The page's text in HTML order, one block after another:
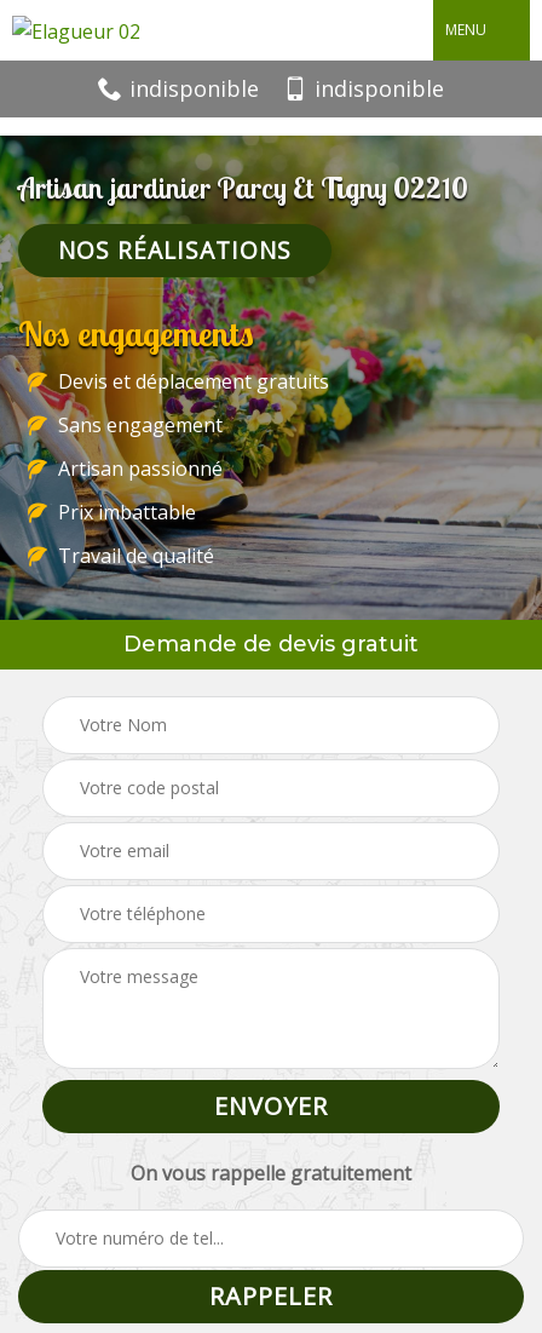
MENU
indisponible indisponible
Artisan jardinier Parcy Et Tigny 02210
NOS RÉALISATIONS
Nos engagements
Devis et déplacement gratuits
Sans engagement
Artisan passionné
Prix imbattable
Travail de qualité
Demande de devis gratuit
On vous rappelle gratuitement